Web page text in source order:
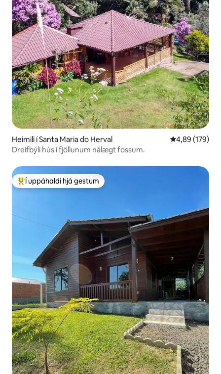
Heimili í Santa Maria do Herval 4,89 af 5 í
4,89 (179)
Dreifbýli hús í fjöllunum nálægt fossum.
Í mestu uppáhaldi hjá gestum
Í uppáhaldi hjá gestum